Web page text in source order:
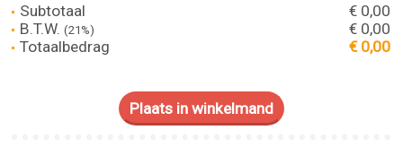
Subtotaal
€ 0,00
B.T.W.(21%)
€ 0,00
Totaalbedrag
€ 0,00